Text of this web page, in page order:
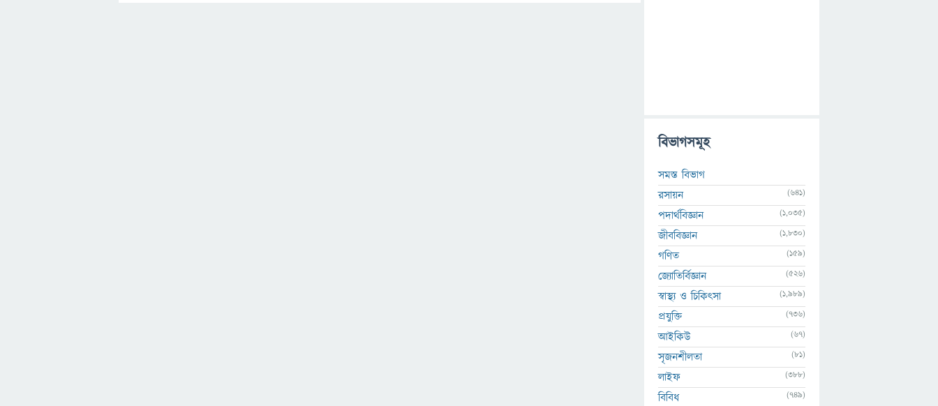
বিভাগসমূহ
সমস্ত বিভাগ
রসায়ন
(641)
পদার্থবিজ্ঞান (1,035)
জীববিজ্ঞান (1,830)
গণিত (159)
জ্যোতির্বিজ্ঞান (526)
স্বাস্থ্য ও চিকিৎসা (1,989)
প্রযুক্তি (736)
আইকিউ (67)
সৃজনশীলতা (81)
লাইফ (388)
বিবিধ (749)